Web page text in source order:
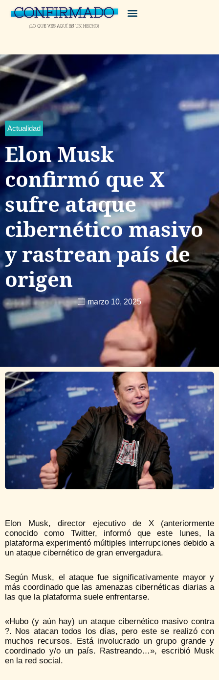
Actualidad
Elon Musk
confirmó que X
sufre ataque
cibernético masivo
y rastrean país de
origen
marzo 10, 2025
Elon Musk, director ejecutivo de X (anteriormente
conocido como Twitter, informó que este lunes, la
plataforma experimentó múltiples interrupciones debido a
un ataque cibernético de gran envergadura.
Según Musk, el ataque fue significativamente mayor y
más coordinado que las amenazas cibernéticas diarias a
las que la plataforma suele enfrentarse.
«Hubo (y aún hay) un ataque cibernético masivo contra
?. Nos atacan todos los días, pero este se realizó con
muchos recursos. Está involucrado un grupo grande y
coordinado y/o un país. Rastreando…», escribió Musk
en la red social.